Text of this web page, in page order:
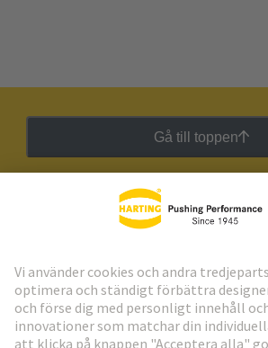
Gå till toppen
HARTING:s nyhetsbrev
Gå till registrering